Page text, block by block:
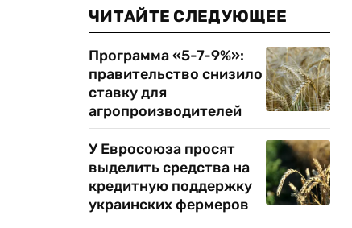
ЧИТАЙТЕ СЛЕДУЮЩЕЕ
Программа «5-7-9%»:
правительство снизило
ставку для
агропроизводителей
У Евросоюза просят
выделить средства на
кредитную поддержку
украинских фермеров